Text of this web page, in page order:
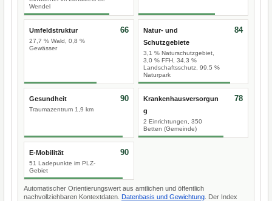
Wendel
Umfeldstruktur
27,7 % Wald, 0,8 %
Gewässer
66
Natur- und
Schutzgebiete
3,1 % Naturschutzgebiet,
3,0 % FFH, 34,3 %
Landschaftsschutz, 99,5 %
Naturpark
84
Gesundheit
Traumazentrum 1,9 km
90
Krankenhausversorgun
g
2 Einrichtungen, 350
Betten (Gemeinde)
78
E-Mobilität
51 Ladepunkte im PLZ-
Gebiet
90
Automatischer Orientierungswert aus amtlichen und öffentlich
nachvollziehbaren Kontextdaten. Datenbasis und Gewichtung . Der Index